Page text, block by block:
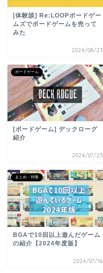
[体験談] Re:LOOPボードゲー
ムズでボードゲームを売って
みた
2024/08/23
ボードゲーム
[ボードゲーム] デックローグ
紹介
2024/07/25
まとめ・特集
BGAで10回以上遊んだゲーム
の紹介【2024年度版】
2024/07/16